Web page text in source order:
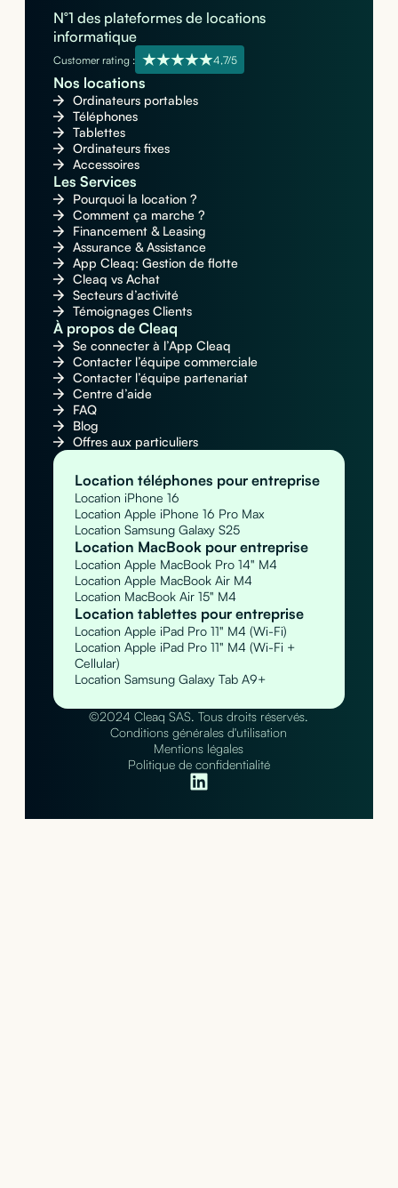
N°1 des plateformes de locations
informatique
Customer rating : 4,7/5
Nos locations
Ordinateurs portables
Téléphones
Tablettes
Ordinateurs fixes
Accessoires
Les Services
Pourquoi la location ?
Comment ça marche ?
Financement & Leasing
Assurance & Assistance
App Cleaq: Gestion de flotte
Cleaq vs Achat
Secteurs d’activité
Témoignages Clients
À propos de Cleaq
Se connecter à l’App Cleaq
Contacter l’équipe commerciale
Contacter l’équipe partenariat
Centre d’aide
FAQ
Blog
Offres aux particuliers
Location téléphones pour entreprise
Location iPhone 16
Location Apple iPhone 16 Pro Max
Location Samsung Galaxy S25
Location MacBook pour entreprise
Location Apple MacBook Pro 14" M4
Location Apple MacBook Air M4
Location MacBook Air 15" M4
Location tablettes pour entreprise
Location Apple iPad Pro 11" M4 (Wi-Fi)
Location Apple iPad Pro 11" M4 (Wi-Fi +
Cellular)
Location Samsung Galaxy Tab A9+
©2024 Cleaq SAS. Tous droits réservés.
Conditions générales d'utilisation
Mentions légales
Politique de confidentialité